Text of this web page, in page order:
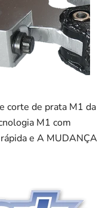
corte de prata M1 da
M1 com
e A MUDANÇA